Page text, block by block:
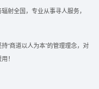
射全国，专业从事寻人服务，
“商道以人为本”的管理理念，对
！